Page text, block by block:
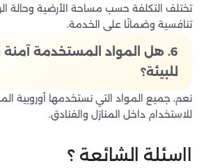
تختلف التكلفة حسب مساحة الأرضية وحالة
تنافسية وضمانًا على الخدمة.
6. هل المواد المستخدمة
للبيئة؟
نعم، جميع المواد التي نستخدمها أوروبية
للاستخدام داخل المنازل والفنادق.
ااسئلة الشائعة ؟